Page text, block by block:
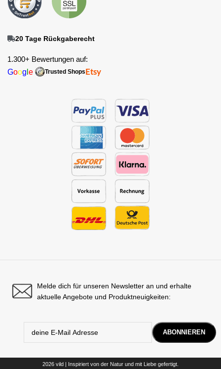
20 Tage Rückgaberecht
1.300+ Bewertungen auf:
Goog e Trusted Shops Etsy
Melde dich für unseren Newsletter an und erhalte
aktuelle Angebote und Produktneuigkeiten:
2026 vild | Inspiriert von der Natur und mit Liebe gefertigt.